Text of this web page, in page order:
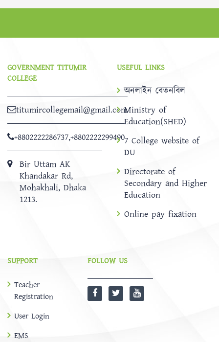
GOVERNMENT TITUMIR
COLLEGE
titumircollegemail@gmail.com
+8802222286737,+8802222299490
Bir Uttam AK
Khandakar Rd,
Mohakhali, Dhaka
1213.
USEFUL LINKS
অনলাইন বেতনবিল
Ministry of
Education(SHED)
7 College website of
DU
Directorate of
Secondary and Higher
Education
Online pay fixation
SUPPORT
Teacher
Registration
User Login
EMS
FOLLOW US